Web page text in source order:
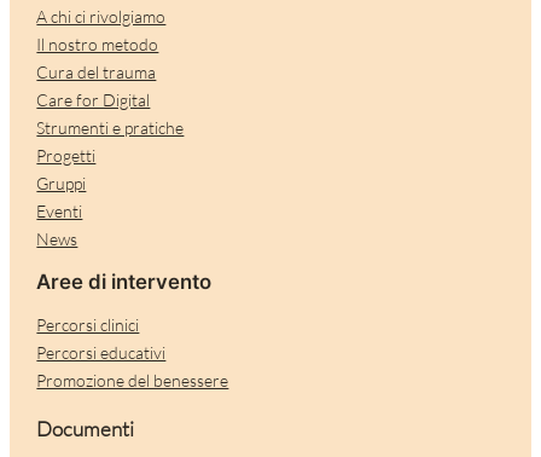
A chi ci rivolgiamo
Il nostro metodo
Cura del trauma
Care for Digital
Strumenti e pratiche
Progetti
Gruppi
Eventi
News
Aree di intervento
Percorsi clinici
Percorsi educativi
Promozione del benessere
Documenti